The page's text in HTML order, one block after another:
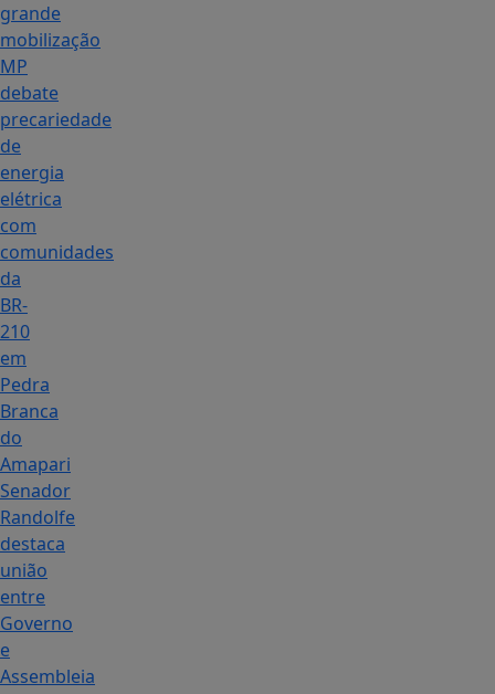
grande
mobilização
MP
debate
precariedade
de
energia
elétrica
com
comunidades
da
BR-
210
em
Pedra
Branca
do
Amapari
Senador
Randolfe
destaca
união
entre
Governo
e
Assembleia